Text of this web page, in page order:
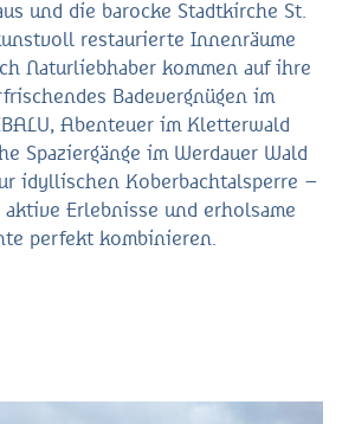
und die barocke Stadtkirche St.
restaurierte Innenräume
Naturliebhaber kommen auf ihre
Badevergnügen im
Abenteuer im Kletterwald
Spaziergänge im Werdauer Wald
idyllischen Koberbachtalsperre –
Erlebnisse und erholsame
perfekt kombinieren.